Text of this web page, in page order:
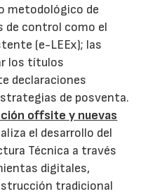
metodológico de
de control como el
(e-LEEx); las
los títulos
declaraciones
de posventa.
offsite y nuevas
el desarrollo del
Técnica a través
digitales,
tradicional